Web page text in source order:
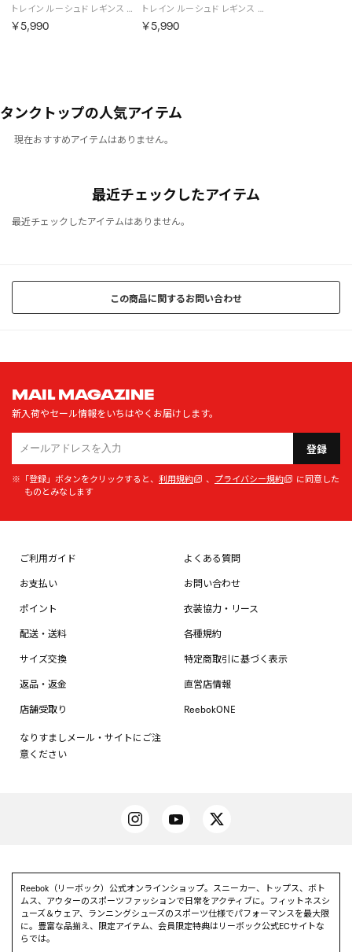
トレイン ルーシュド レギンス / CORE FITNESS TRAINING RUCHED LEGGING （ブラック）
￥5,990
トレイン ルーシュド レギンス / CORE FITNESS TRAINING RUCHED LEGGING （ピンク）
￥5,990
タンクトップの人気アイテム
現在おすすめアイテムはありません。
最近チェックしたアイテム
最近チェックしたアイテムはありません。
この商品に関するお問い合わせ
MAIL MAGAZINE
新入荷やセール情報をいちはやくお届けします。
登録
※「登録」ボタンをクリックすると、 利用規約 、 プライバシー規約
に同意した
ものとみなします
ご利用ガイド
お支払い
ポイント
配送・送料
サイズ交換
返品・返金
店舗受取り
なりすましメール・サイトにご注
意ください
よくある質問
お問い合わせ
衣装協力・リース
各種規約
特定商取引に基づく表示
直営店情報
ReebokONE
Reebok（リーボック）公式オンラインショップ。スニーカー、トップス、ボト
ムス、アウターのスポーツファッションで日常をアクティブに。フィットネスシ
ューズ＆ウェア、ランニングシューズのスポーツ仕様でパフォーマンスを最大限
に。豊富な品揃え、限定アイテム、会員限定特典はリーボック公式ECサイトな
らでは。